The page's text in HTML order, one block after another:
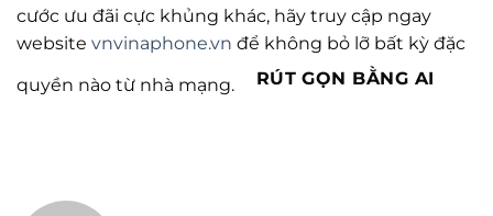
cước ưu đãi cực khủng khác, hãy truy cập ngay
website vnvinaphone.vn để không bỏ lỡ bất kỳ đặc
quyền nào từ nhà mạng. RÚT GỌN BẰNG AI